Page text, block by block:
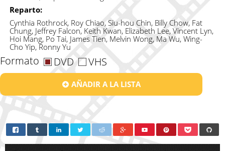
Reparto:
Cynthia Rothrock, Roy Chiao, Siu-hou Chin, Billy Chow, Fat
Chung, Jeffrey Falcon, Keith Kwan, Elizabeth Lee, Vincent Lyn,
Hoi Mang, Po Tai, James Tien, Melvin Wong, Ma Wu, Wing-
Cho Yip, Ronny Yu
Formato DVD VHS
AÑADIR A LA LISTA